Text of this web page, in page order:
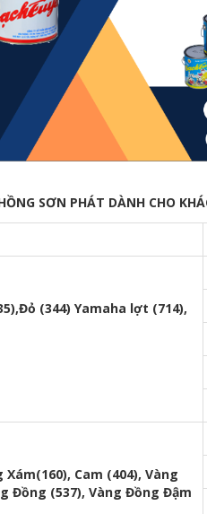
SƠN PHÁT DÀNH CHO
(344) Yamaha lợt (714),
Cam (404), Vàng
Đồng (537), Vàng Đồng Đậm